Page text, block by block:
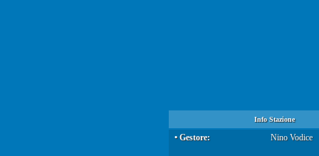
Info Stazione
• Gestore: Nino Vodice